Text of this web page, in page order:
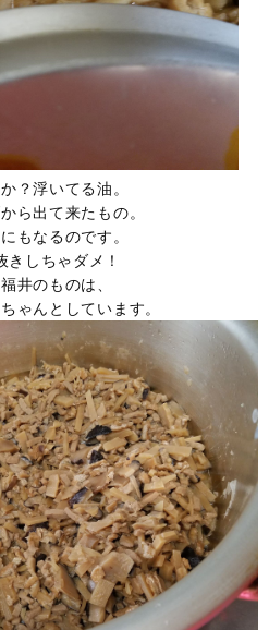
？浮いてる油。
ら出て来たもの。
もなるのです。
きしちゃダメ！
井のものは、
ゃんとしています。